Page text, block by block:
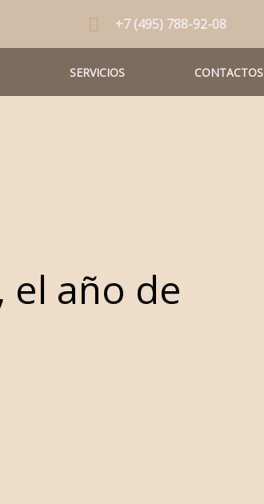
+7 (495) 788-92-08
SERVICIOS CONTACTOS
el año de